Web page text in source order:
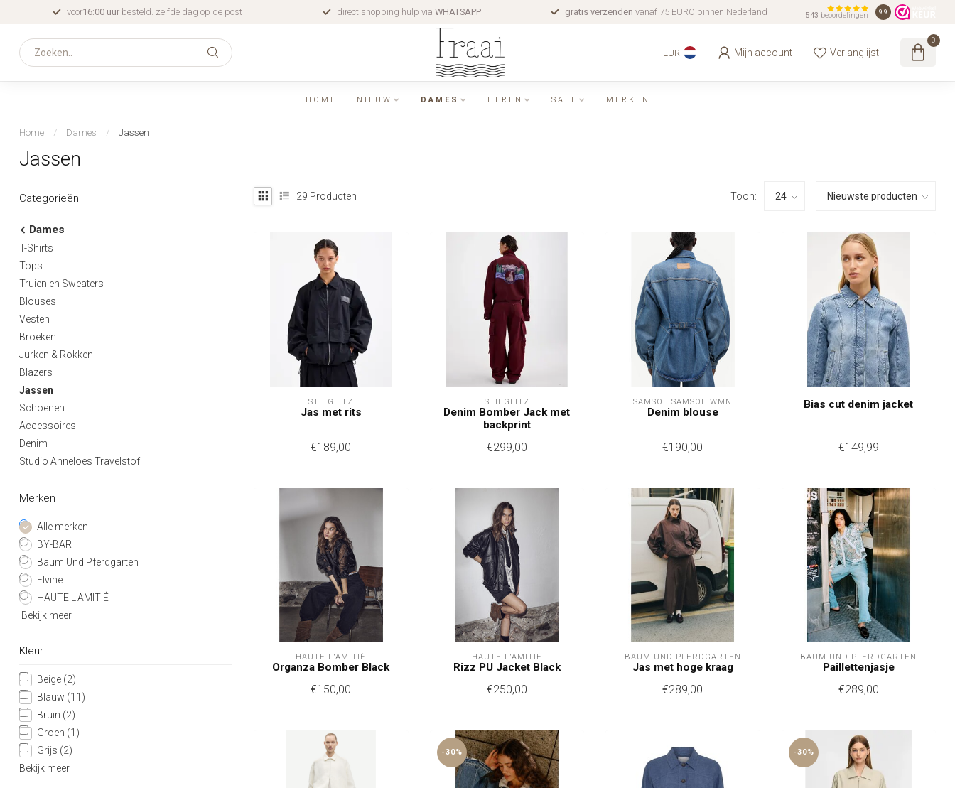
voor16:00 uur besteld. zelfde dag op de post direct shopping hulp via WHATSAPP. gratis verzenden vanaf 75 EURO binnen Nederland 543 beoordelingen 9.9
EUR Mijn account Verlanglijst
0
HOME NIEUW DAMES HEREN SALE MERKEN
Home / Dames / Jassen
Jassen
Categorieën
Dames
T-Shirts
Tops
Truien en Sweaters
Blouses
Vesten
Broeken
Jurken & Rokken
Blazers
Jassen
Schoenen
Accessoires
Denim
Studio Anneloes Travelstof
Merken
Alle merken
BY-BAR
Baum Und Pferdgarten
Elvine
HAUTE L'AMITIÉ
Bekijk meer
Kleur
Beige (2)
Blauw (11)
Bruin (2)
Groen (1)
Grijs (2)
Bekijk meer
29 Producten Toon:
STIEGLITZ
Jas met rits
€189,00
STIEGLITZ
Denim Bomber Jack met
backprint
€299,00
SAMSOE SAMSOE WMN
Denim blouse
€190,00
Bias cut denim jacket
€149,99
HAUTE L'AMITIÉ
Organza Bomber Black
€150,00
HAUTE L'AMITIÉ
Rizz PU Jacket Black
€250,00
BAUM UND PFERDGARTEN
Jas met hoge kraag
€289,00
BAUM UND PFERDGARTEN
Paillettenjasje
€289,00
-30% -30%